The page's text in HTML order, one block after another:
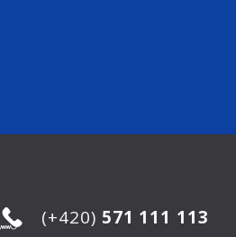
(+420) 571 111 113